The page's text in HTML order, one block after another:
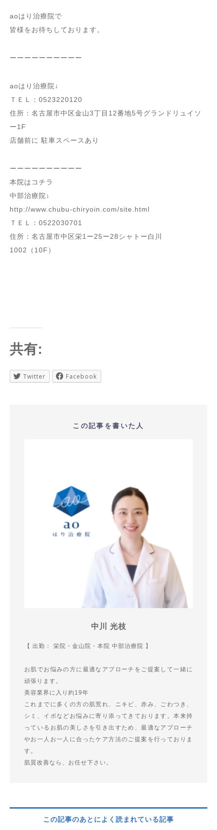
aoはり治療院で
皆様をお待ちしております。
ーーーーーーーーーー
aoはり治療院↓
ＴＥＬ：0523220120
住所：名古屋市中区金山3丁目12番地5号グランドリュイソ
ー1F
店舗前に 駐車スペースあり
ーーーーーーーーーー
本院はコチラ
中部治療院↓
http://www.chubu-chiryoin.com/site.html
ＴＥＬ：0522030701
住所：名古屋市中区栄1ー25ー28シャトー白川
1002（10F）
共有:
Twitter Facebook
この記事を書いた人
中川 光枝
【 出勤： 栄院・金山院・本院 中部治療院 】
お肌でお悩みの方に最適なアプローチをご提案して一緒に
頑張ります。
美容業界に入り約19年
これまでに多くの方の肌荒れ、ニキビ、赤み、ごわつき、
シミ、イボなどお悩みに寄り添ってきております。本来持
っているお肌の美しさを引き出すため、最適なアプローチ
やお一人お一人に合ったケア方法のご提案を行っておりま
す。
肌質改善なら、お任せ下さい。
この記事のあとによく読まれている記事